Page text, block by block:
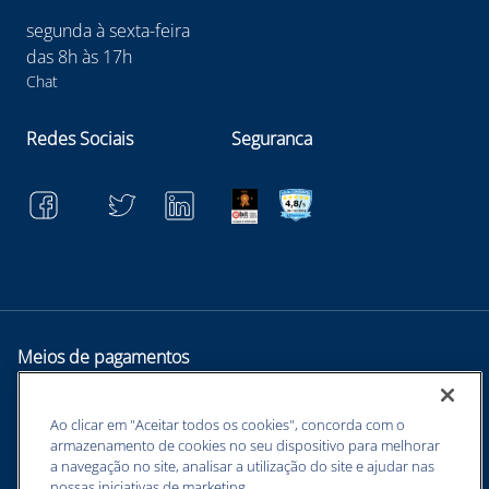
segunda à sexta-feira
das 8h às 17h
Chat
Redes Sociais Seguranca
Meios de pagamentos
Ao clicar em "Aceitar todos os cookies", concorda com o
armazenamento de cookies no seu dispositivo para melhorar
a navegação no site, analisar a utilização do site e ajudar nas